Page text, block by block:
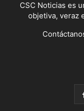
CSC Noticias es
objetiva, veraz